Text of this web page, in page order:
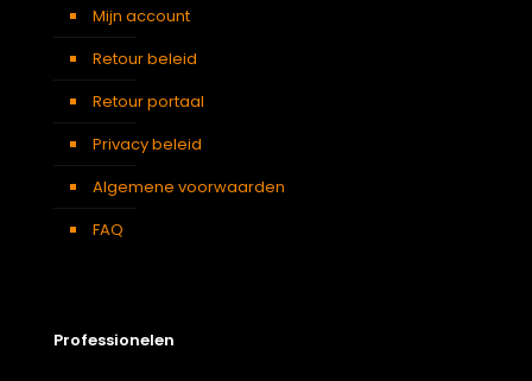
Mijn account
Retour beleid
Retour portaal
Privacy beleid
Algemene voorwaarden
FAQ
Professionelen